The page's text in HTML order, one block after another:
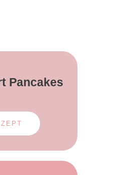
Pancakes